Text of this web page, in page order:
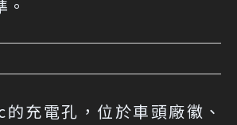
充電孔，位於車頭廠徽、